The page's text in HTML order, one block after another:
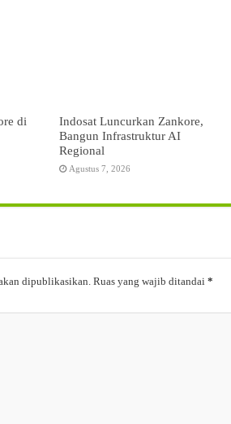
di
Indosat Luncurkan Zankore,
Bangun Infrastruktur AI
Regional
Agustus 7, 2026
dipublikasikan. Ruas yang wajib ditandai *